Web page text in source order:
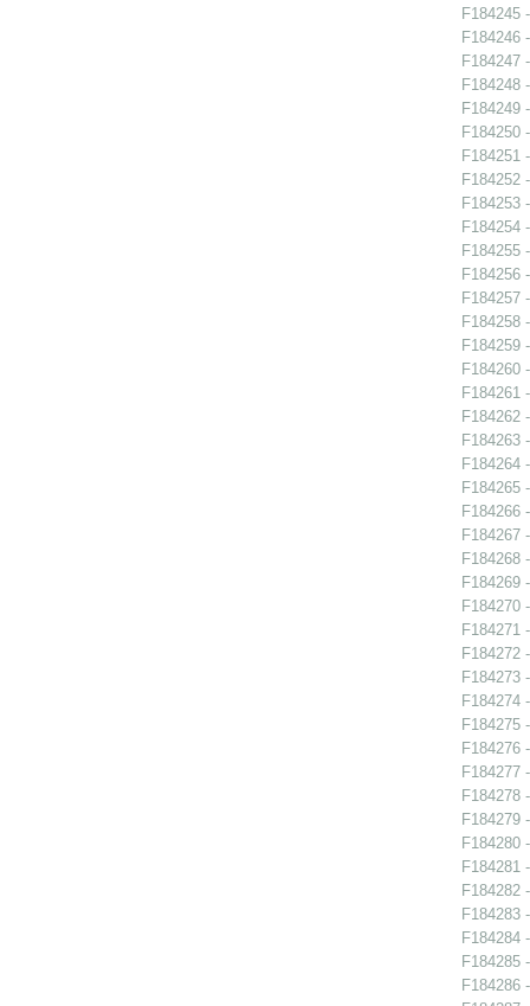
F184245
F184246
F184247
F184248
F184249
F184250
F184251
F184252
F184253
F184254
F184255
F184256
F184257
F184258
F184259
F184260
F184261
F184262
F184263
F184264
F184265
F184266
F184267
F184268
F184269
F184270
F184271
F184272
F184273
F184274
F184275
F184276
F184277
F184278
F184279
F184280
F184281
F184282
F184283
F184284
F184285
F184286